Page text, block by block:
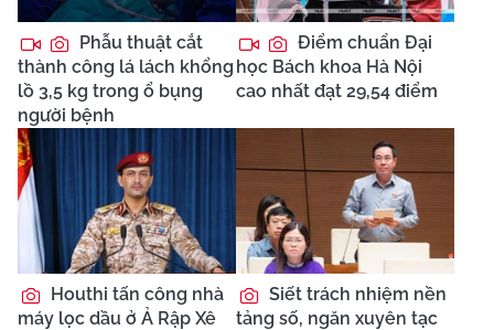
Phẫu thuật cắt
thành công lá lách khổng
lồ 3,5 kg trong ổ bụng
người bệnh
Điểm chuẩn Đại
học Bách khoa Hà Nội
cao nhất đạt 29,54 điểm
Houthi tấn công nhà
máy lọc dầu ở Ả Rập Xê
Siết trách nhiệm nền
tảng số, ngăn xuyên tạc